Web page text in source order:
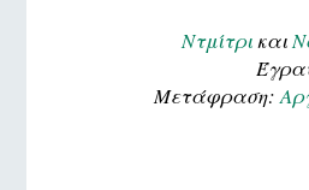
Ντμίτρι και
Μετάφραση: